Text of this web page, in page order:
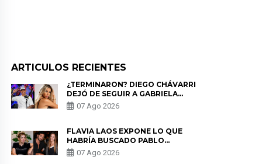
ARTICULOS RECIENTES
¿TERMINARON? DIEGO CHÁVARRI
DEJÓ DE SEGUIR A GABRIELA
HERRERA Y ANUNCIA SU SALIDA
DE PÓDCAST
07 Ago 2026
FLAVIA LAOS EXPONE LO QUE
HABRÍA BUSCADO PABLO
HEREDIA CON ALE FULLER: “UNA
DE LAS PARTES QUERÍA EL
07 Ago 2026